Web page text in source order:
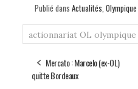
Publié dans Actualités,
actionnariat OL olympique
Mercato : Marcelo (ex-OL)
quitte Bordeaux